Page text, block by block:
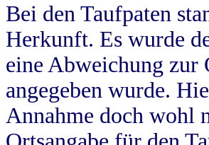
Bei den Taufpaten
Herkunft. Es wurde
eine Abweichung zur
angegeben wurde.
Annahme doch wohl